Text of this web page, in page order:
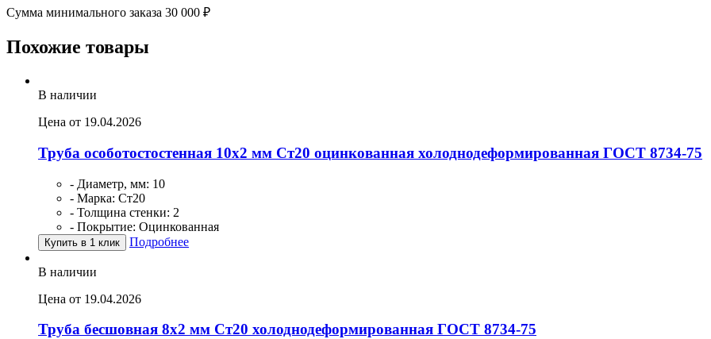
Сумма минимального заказа 30 000 ₽
Похожие товары
В наличии
Цена от 19.04.2026
Труба особотостостенная 10х2 мм Ст20 оцинкованная холоднодеформированная ГОСТ 8734-75
- Диаметр, мм: 10
- Марка: Ст20
- Толщина стенки: 2
- Покрытие: Оцинкованная
Купить в 1 клик Подробнее
В наличии
Цена от 19.04.2026
Труба бесшовная 8х2 мм Ст20 холоднодеформированная ГОСТ 8734-75